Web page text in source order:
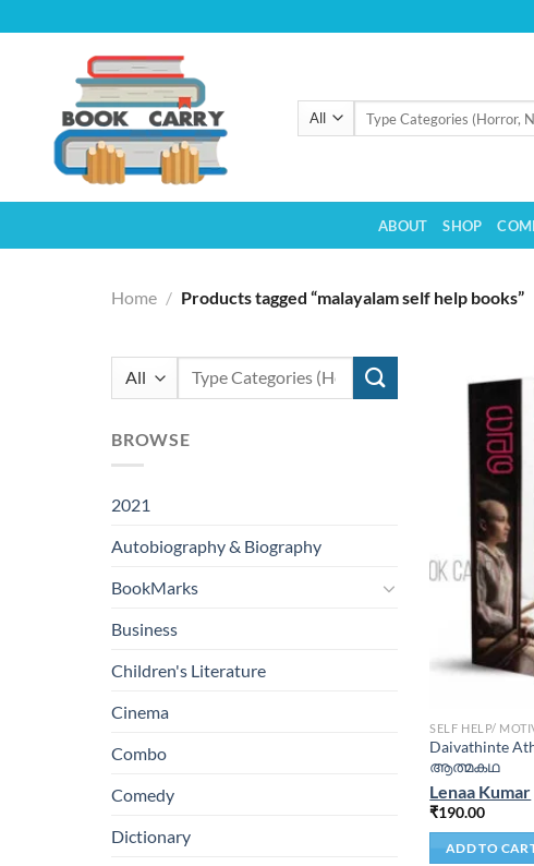
to
ABOUT SHOP
Home / Products tagged “malayalam self help books”
Search
BROWSE
2021
Autobiography & Biography
BookMarks
Business
Children's Literature
Cinema
Combo
Comedy
Dictionary
SELF HELP/
Daivathinte
ആത്മകഥ
Lenaa Kumar
₹190.00
ADD TO